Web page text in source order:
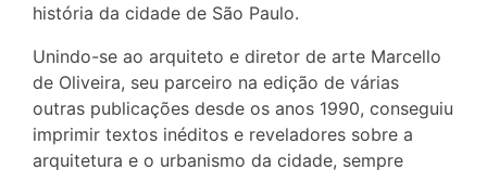
história da cidade de São Paulo.
Unindo-se ao arquiteto e diretor de arte Marcello
de Oliveira, seu parceiro na edição de várias
outras publicações desde os anos 1990, conseguiu
imprimir textos inéditos e reveladores sobre a
arquitetura e o urbanismo da cidade, sempre